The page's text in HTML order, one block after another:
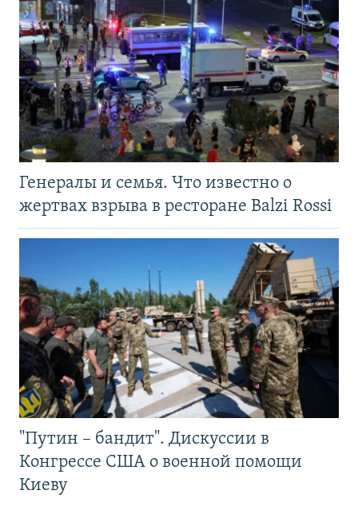
Генералы и семья. Что известно о
жертвах взрыва в ресторане Balzi Rossi
"Путин – бандит". Дискуссии в
Конгрессе США о военной помощи
Киеву